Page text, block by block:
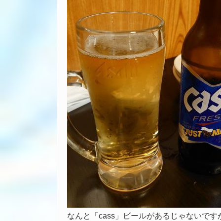
なんと「cass」ビールがあるじゃないです